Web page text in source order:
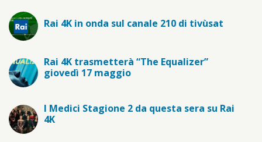
Rai 4K in onda sul canale 210 di tivùsat
Rai 4K trasmetterà “The Equalizer”
giovedì 17 maggio
I Medici Stagione 2 da questa sera su Rai
4K